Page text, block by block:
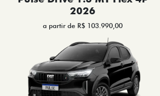
2026
a partir de R$ 103.990,00